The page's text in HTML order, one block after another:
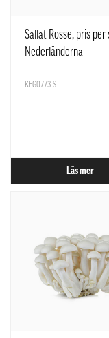
Sallat Rosse, pris
Nederländerna
KFG0773-ST
Läs mer